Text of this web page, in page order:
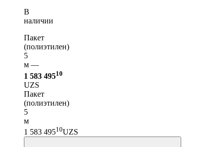
В
наличии
Пакет
(полиэтилен)
5
м —
1 583 49510
UZS
Пакет
(полиэтилен)
5
м
1 583 49510UZS